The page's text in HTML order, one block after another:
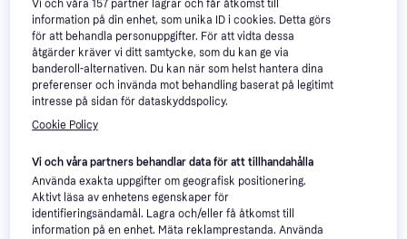
Silk'n Facial LED Mask Pro
LED mask
2 540 kr
8 butiker
Ansiktsmask FW312EUPL
LED mask
3 849 kr
9 butiker
Vi och våra157 partner lagrar och får åtkomst till
information på din enhet, som unika ID i cookies. Detta görs
för att behandla personuppgifter. För att vidta dessa
åtgärder kräver vi ditt samtycke, som du kan ge via
banderoll-alternativen. Du kan när som helst hantera dina
preferenser och invända mot behandling baserat på legitimt
intresse på sidan för dataskyddspolicy.
Cookie Policy
Vi och våra partners behandlar data för att tillhandahålla
Använda exakta uppgifter om geografisk positionering.
Aktivt läsa av enhetens egenskaper för
identifieringsändamål. Lagra och/eller få åtkomst till
information på en enhet. Mäta reklamprestanda. Använda